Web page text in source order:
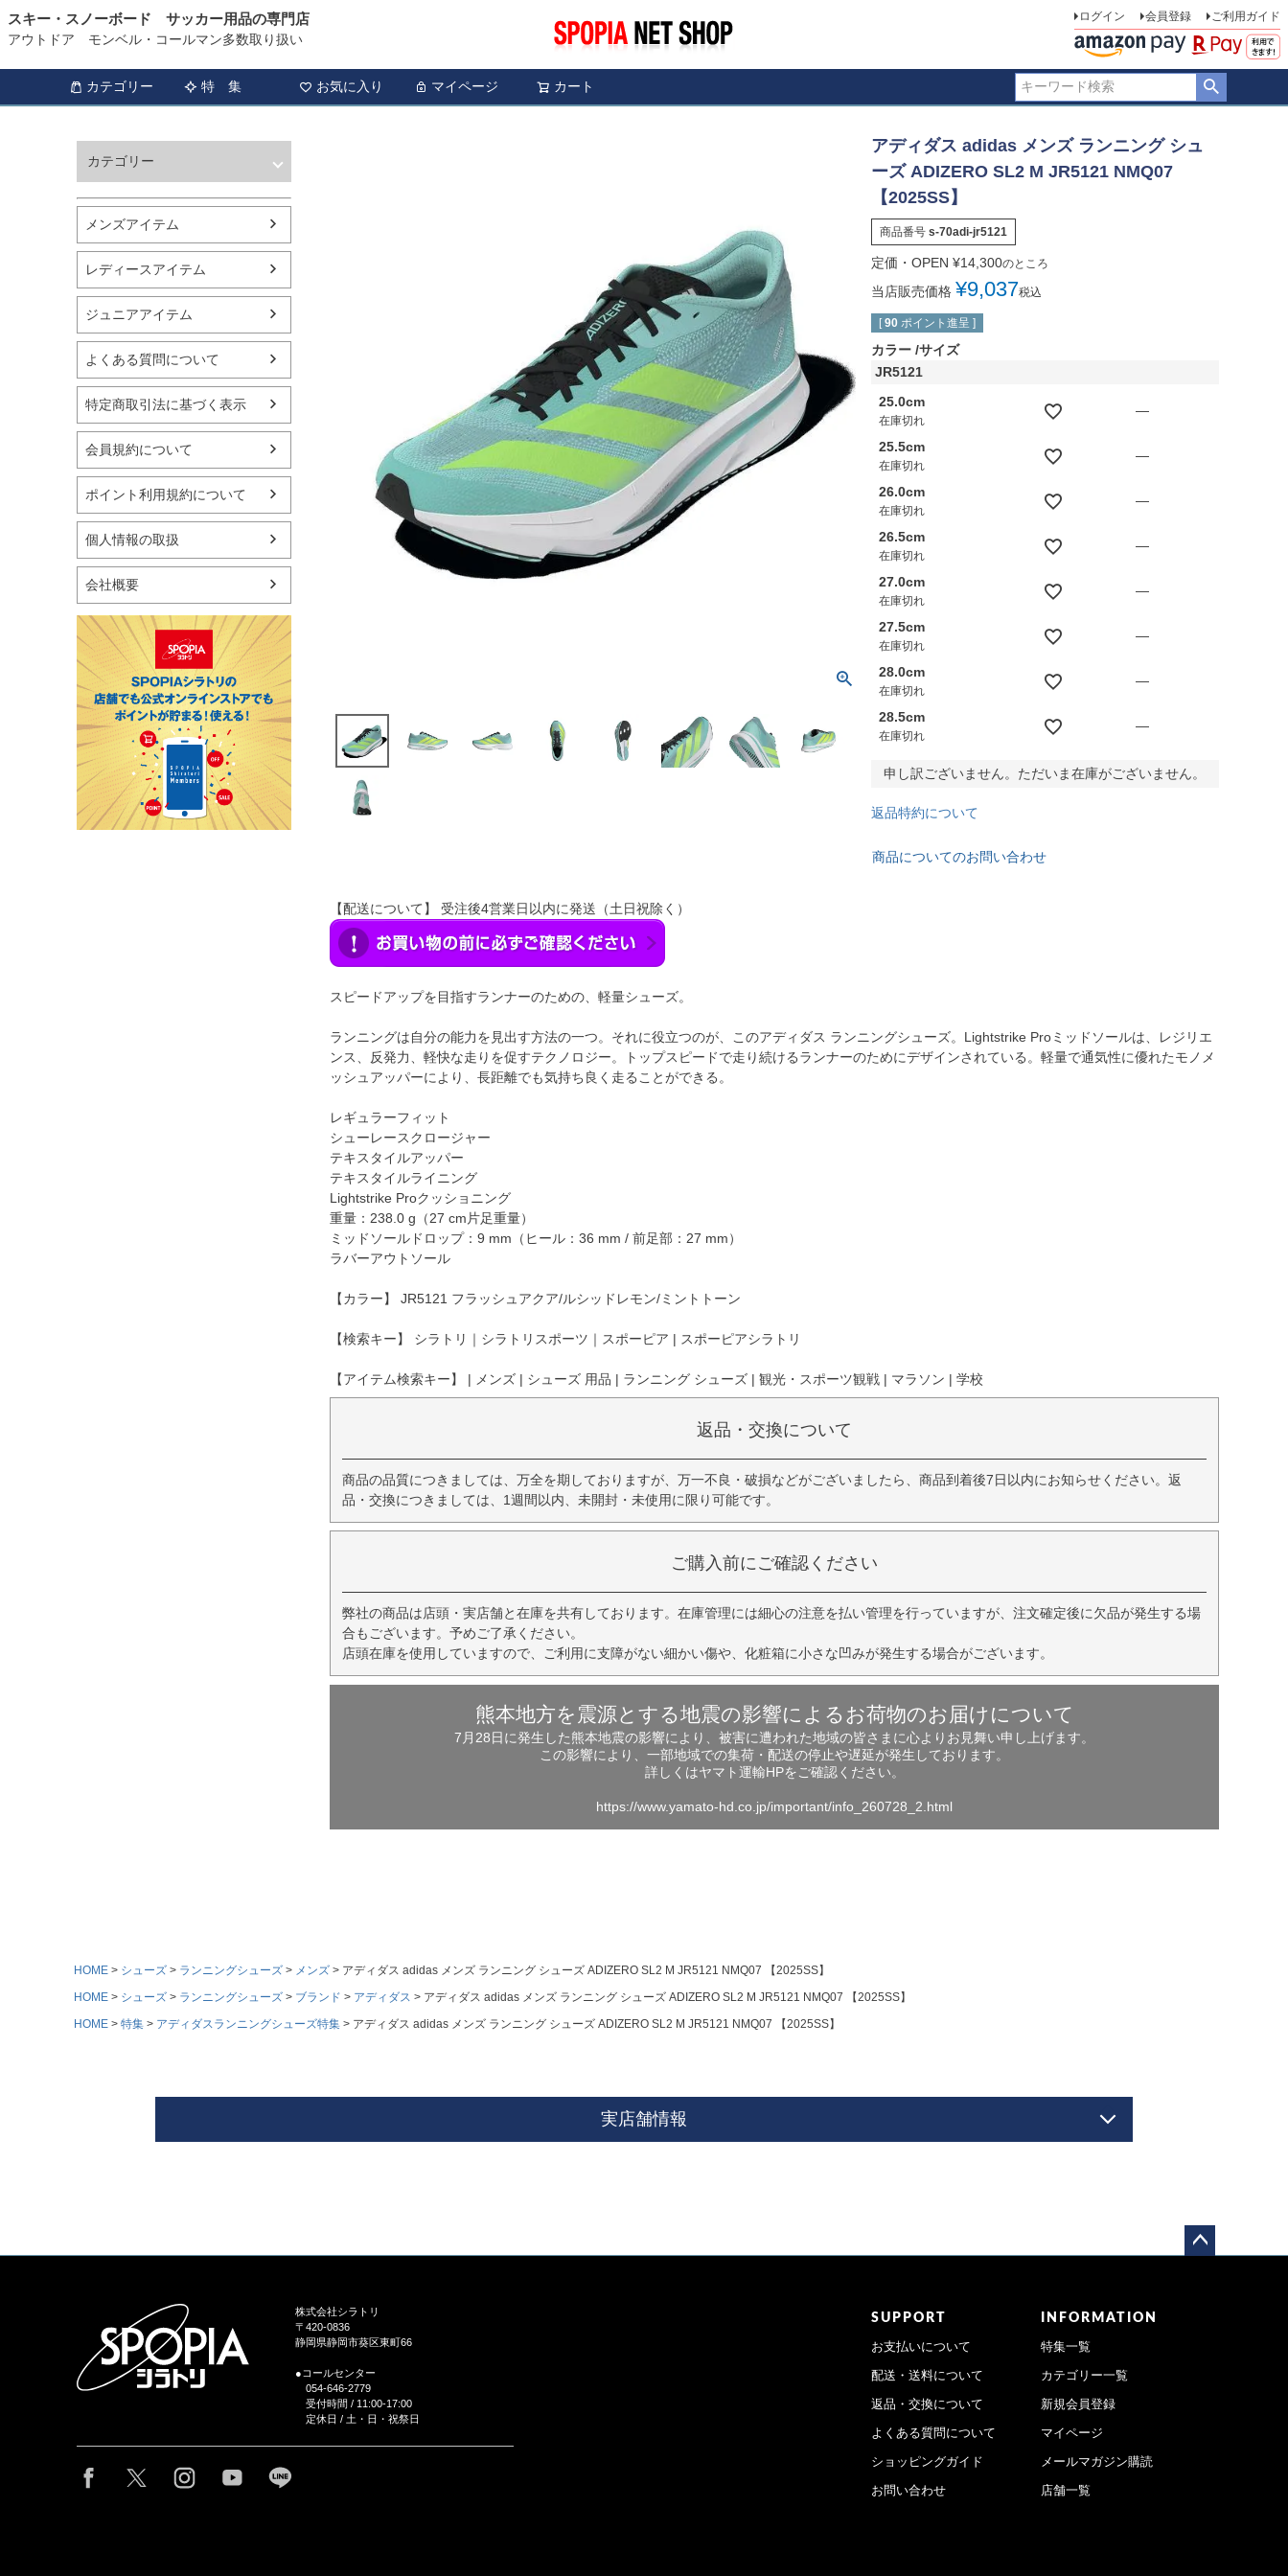
スキー・スノーボード サッカー用品の専門店
アウトドア モンベル・コールマン多数取り扱い
ログイン 会員登録 ご利用ガイド
カテゴリー 特 集 お気に入り マイページ カート
カテゴリー
バスケットボール
シューズ
ランニング用品
スポーツアパレル
テニス
バレーボール
フィットネス用品
スイミング用品
マリン
スケートボード
野球・ソフトボール
ゴルフ
卓球用品
バッグ・サングラス
ハンドボール用品
ラグビー用品
グランドゴルフ
メンズアイテム
レディースアイテム
ジュニアアイテム
よくある質問について
特定商取引法に基づく表示
会員規約について
ポイント利用規約について
個人情報の取扱
会社概要
アディダス adidas メンズ ランニング シュ
ーズ ADIZERO SL2 M JR5121 NMQ07
【2025SS】
商品番号 s-70adi-jr5121
定価・OPEN ¥14,300のところ
当店販売価格 ¥9,037税込
[ 90 ポイント進呈 ]
カラー サイズ
JR5121
25.0cm
在庫切れ
—
25.5cm
在庫切れ
—
26.0cm
在庫切れ
—
26.5cm
在庫切れ
—
27.0cm
在庫切れ
—
27.5cm
在庫切れ
—
28.0cm
在庫切れ
—
28.5cm
在庫切れ
—
申し訳ございません。ただいま在庫がございません。
返品特約について
商品についてのお問い合わせ
【配送について】 受注後4営業日以内に発送（土日祝除く）
スピードアップを目指すランナーのための、軽量シューズ。
ランニングは自分の能力を見出す方法の一つ。それに役立つのが、このアディダス ランニングシューズ。Lightstrike Proミッドソールは、レジリエ
ンス、反発力、軽快な走りを促すテクノロジー。トップスピードで走り続けるランナーのためにデザインされている。軽量で通気性に優れたモノメ
ッシュアッパーにより、長距離でも気持ち良く走ることができる。
レギュラーフィット
シューレースクロージャー
テキスタイルアッパー
テキスタイルライニング
Lightstrike Proクッショニング
重量：238.0 g（27 cm片足重量）
ミッドソールドロップ：9 mm（ヒール：36 mm / 前足部：27 mm）
ラバーアウトソール
【カラー】 JR5121 フラッシュアクア/ルシッドレモン/ミントトーン
【検索キー】 シラトリ｜シラトリスポーツ｜スポーピア | スポーピアシラトリ
【アイテム検索キー】 | メンズ | シューズ 用品 | ランニング シューズ | 観光・スポーツ観戦 | マラソン | 学校
返品・交換について
商品の品質につきましては、万全を期しておりますが、万一不良・破損などがございましたら、商品到着後7日以内にお知らせください。返
品・交換につきましては、1週間以内、未開封・未使用に限り可能です。
ご購入前にご確認ください
弊社の商品は店頭・実店舗と在庫を共有しております。在庫管理には細心の注意を払い管理を行っていますが、注文確定後に欠品が発生する場
合もございます。予めご了承ください。
店頭在庫を使用していますので、ご利用に支障がない細かい傷や、化粧箱に小さな凹みが発生する場合がございます。
熊本地方を震源とする地震の影響によるお荷物のお届けについて
7月28日に発生した熊本地震の影響により、被害に遭われた地域の皆さまに心よりお見舞い申し上げます。
この影響により、一部地域での集荷・配送の停止や遅延が発生しております。
詳しくはヤマト運輸HPをご確認ください。
https://www.yamato-hd.co.jp/important/info_260728_2.html
HOME シューズ ランニングシューズ メンズ
アディダス adidas メンズ ランニング シューズ ADIZERO SL2 M JR5121 NMQ07 【2025SS】
HOME
シューズ ランニングシューズ ブランド アディダス
アディダス adidas メンズ ランニング シューズ ADIZERO SL2 M JR5121 NMQ07 【2025SS】
HOME
特集 アディダスランニングシューズ特集 アディダス adidas メンズ ランニング シューズ ADIZERO SL2 M JR5121 NMQ07 【2025SS】
実店舗情報
株式会社シラトリ
〒420-0836
静岡県静岡市葵区東町66
●コールセンター
054-646-2779
受付時間 / 11:00-17:00
定休日 / 土・日・祝祭日
SUPPORT
お支払いについて
配送・送料について
返品・交換について
よくある質問について
ショッピングガイド
お問い合わせ
INFORMATION
特集一覧
カテゴリー一覧
新規会員登録
マイページ
メールマガジン購読
店舗一覧